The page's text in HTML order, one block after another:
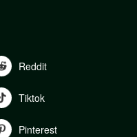
Reddit
Tiktok
Pinterest